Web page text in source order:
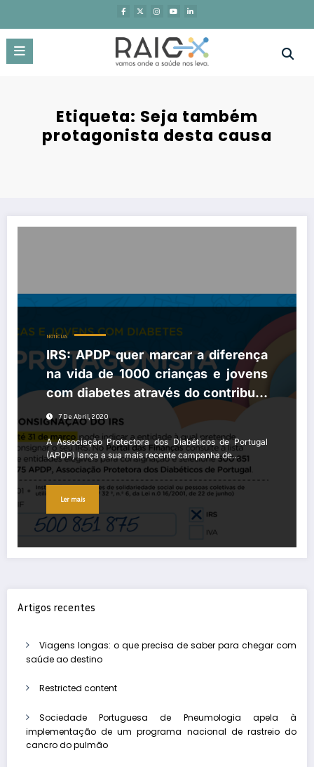
o
conteúdo
Etiqueta: Seja também
protagonista desta causa
NOTÍCIAS
IRS: APDP quer marcar a diferença
na vida de 1000 crianças e jovens
com diabetes através do contributo
de todos
7 De Abril, 2020
A Associação Protectora dos Diabéticos de Portugal
(APDP) lança a sua mais recente campanha de…
Ler mais
Artigos recentes
Viagens longas: o que precisa de saber para chegar com
saúde ao destino
Restricted content
Sociedade Portuguesa de Pneumologia apela à
implementação de um programa nacional de rastreio do
cancro do pulmão